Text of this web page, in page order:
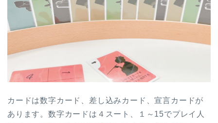
カードは数字カード、差し込みカード、宣言カードが
あります。数字カードは４スート、１～15でプレイ人